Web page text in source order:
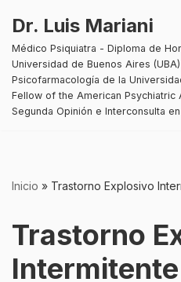
Saltar
al
contenido
Dr. Luis Mariani
Médico Psiquiatra - Diploma de
Universidad de Buenos Aires
Psicofarmacología de la
Fellow of the American Psychiatric
Segunda Opinión e Interconsulta
Inicio » Trastorno Explosivo
Trastorno
Intermitente